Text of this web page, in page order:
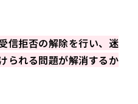
信拒否の解除を行い、迷
られる問題が解消するか